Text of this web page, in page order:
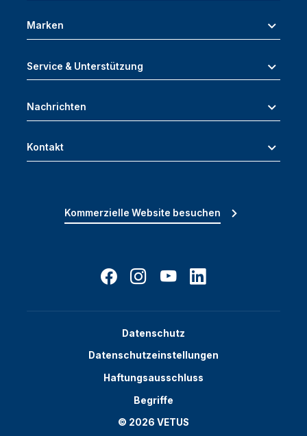
Marken
Service & Unterstützung
Nachrichten
Kontakt
Kommerzielle Website besuchen
Datenschutz
Datenschutzeinstellungen
Haftungsausschluss
Begriffe
© 2026 VETUS